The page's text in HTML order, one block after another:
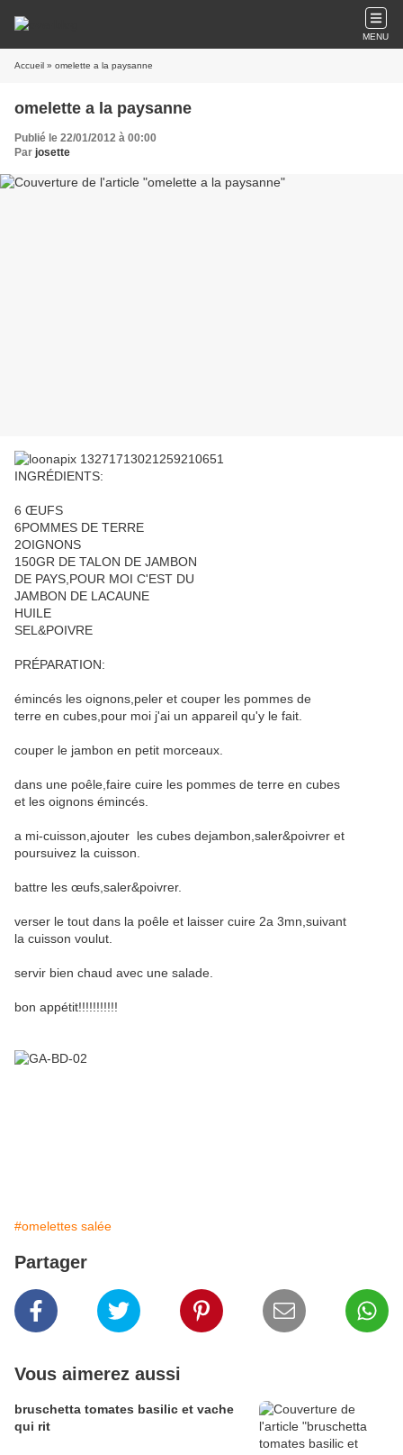
MENU
Accueil » omelette a la paysanne
omelette a la paysanne
Publié le 22/01/2012 à 00:00
Par josette
INGRÉDIENTS:
6 ŒUFS
6POMMES DE TERRE
2OIGNONS
150GR DE TALON DE JAMBON
DE PAYS,POUR MOI C'EST DU
JAMBON DE LACAUNE
HUILE
SEL&POIVRE
PRÉPARATION:
émincés les oignons,peler et couper les pommes de
terre en cubes,pour moi j'ai un appareil qu'y le fait.
couper le jambon en petit morceaux.
dans une poêle,faire cuire les pommes de terre en cubes
et les oignons émincés.
a mi-cuisson,ajouter les cubes dejambon,saler&poivrer et
poursuivez la cuisson.
battre les œufs,saler&poivrer.
verser le tout dans la poêle et laisser cuire 2a 3mn,suivant
la cuisson voulut.
servir bien chaud avec une salade.
bon appétit!!!!!!!!!!!
#omelettes salée
Partager
Vous aimerez aussi
bruschetta tomates basilic et vache
qui rit